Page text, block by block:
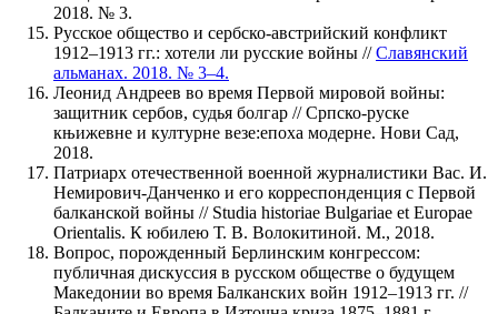
2018. № 3.
Русское общество и сербско-австрийский конфликт
1912–1913 гг.: хотели ли русские войны //Славянский
альманах. 2018. № 3–4.
Леонид Андреев во время Первой мировой войны:
защитник сербов, судья болгар // Српско-руске
књижевне и културне везе:епоха модерне. Нови Сад,
2018.
Патриарх отечественной военной журналистики Вас. И.
Немирович-Данченко и его корреспонденция с Первой
балканской войны // Studia historiae Bulgariae et Europae
Orientalis. К юбилею Т. В. Волокитиной. М., 2018.
Вопрос, порожденный Берлинским конгрессом:
публичная дискуссия в русском обществе о будущем
Македонии во время Балканских войн 1912–1913 гг. //